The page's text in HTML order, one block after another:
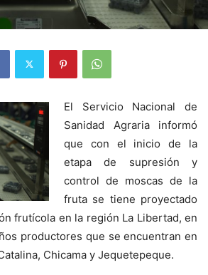
El Servicio Nacional de
Sanidad Agraria informó
que con el inicio de la
etapa de supresión y
control de moscas de la
fruta se tiene proyectado
frutícola en la región La Libertad, en
productores que se encuentran en
Chicama y Jequetepeque.